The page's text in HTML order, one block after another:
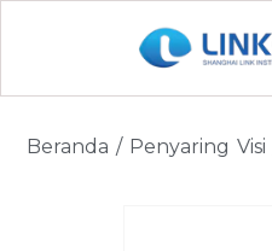
Beranda / Penyaring Visi